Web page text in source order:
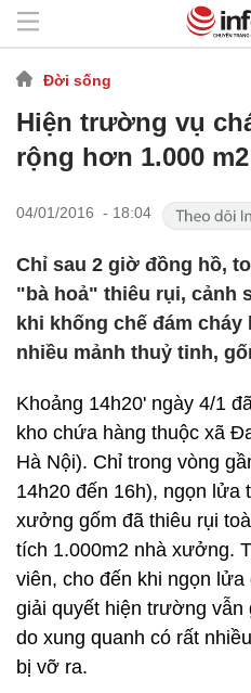
Đời sống
Hiện trường vụ
rộng hơn 1.000 m2
04/01/2016 - 18:04
Chỉ sau 2 giờ đồng hồ,
"bà hoả" thiêu rụi, cảnh
khi khống chế đám
nhiều mảnh thuỷ tinh,
Khoảng 14h20' ngày 4/1
kho chứa hàng thuộc xã
Hà Nội). Chỉ trong vòng
14h20 đến 16h), ngọn
xưởng gốm đã thiêu rụi
tích 1.000m2 nhà xưởng.
viên, cho đến khi ngọn
giải quyết hiện trường vẫn
do xung quanh có rất
bị vỡ ra.